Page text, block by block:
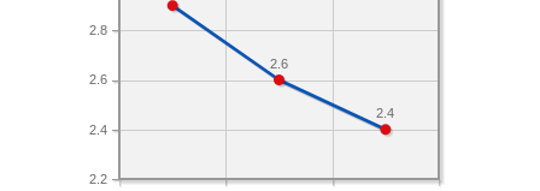
2.2
2.4
2.6
2.8
2.4
2.6